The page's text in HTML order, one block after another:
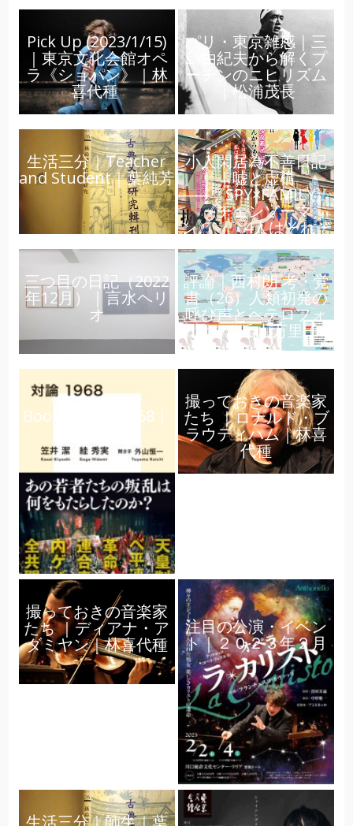
Pick Up (2023/1/15)
｜東京文化会館オペ
ラ《ショパン》｜林
喜代種
パリ・東京雑感｜三
島由紀夫から解くプ
ーチンのニヒリズム
｜松浦茂長
生活三分｜Teacher
and Student｜葉純芳
小人閑居為不善日記
｜嘘と虚構
――《SPY×FAMILY》、
《チェンソーマ
ン》、《4人はそれぞ
れウソをつく》｜
noirse
三つ目の日記（2022
年12月）｜言水ヘリ
オ
評論｜西村朗 考・覚
書（26）人類初発の
呼び声とヘテロフォ
ニー｜丘山万里子
Books｜対論 1968｜
撮っておきの音楽家
たち ｜ロナルド・ブ
ラウティハム｜林喜
代種
撮っておきの音楽家
たち ｜ディアナ・ア
ダミヤン｜林喜代種
注目の公演・イベン
ト｜２０２３年２月
生活三分｜師生｜葉